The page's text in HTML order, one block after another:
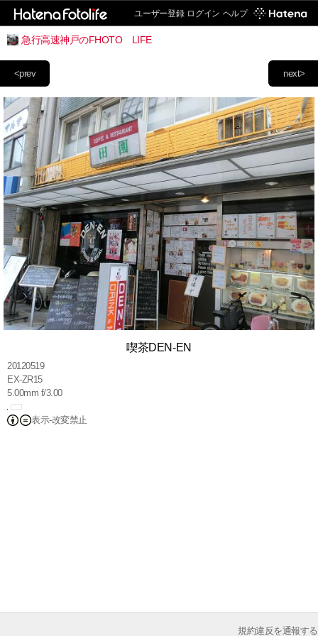
ユーザー登録 ログイン ヘルプ
急行高速神戸のFHOTO LIFE
next>
<prev
喫茶DEN-EN
20120519
EX-ZR15
5.00mm f/3.00
表示-改変禁止
規約違反を通報する